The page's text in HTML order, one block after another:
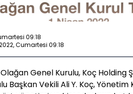
09:18
Cumartesi 09:18
Genel Kurulu, Koç Holding
Başkan Vekili Ali Y. Koç, Yönetim